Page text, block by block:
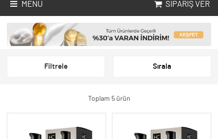
MENÜ SIPARIŞ VER
Filtrele Sırala
Toplam 5 ürün